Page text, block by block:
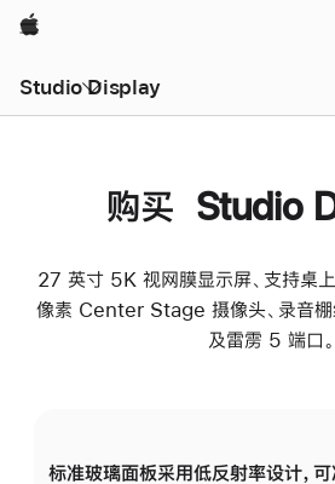
Apple
Studio Display
购买 Studio
27 英寸 5K 视网膜显示屏、支持桌
像素 Center Stage 摄像头、录音棚
及雷雳 5 端口。
标准玻璃面板采用低反射率设计，